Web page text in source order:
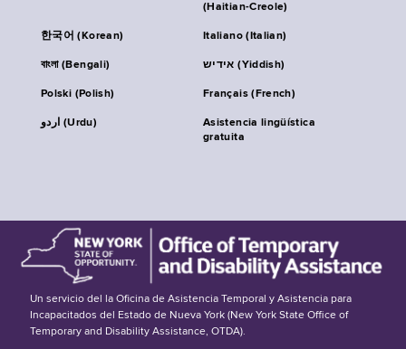
(Haitian-Creole)
한국어 (Korean) Italiano (Italian)
বাংলা (Bengali) אידיש (Yiddish)
Polski (Polish) Français (French)
اردو (Urdu)
Asistencia lingüística
gratuita
Un servicio del la Oficina de Asistencia Temporal y Asistencia para
Incapacitados del Estado de Nueva York (New York State Office of
Temporary and Disability Assistance, OTDA).